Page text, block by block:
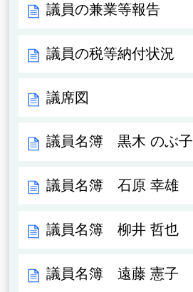
議員の兼業等報告
議員の税等納付状況
議席図
議員名簿 黒木 のぶ子
議員名簿 石原 幸雄
議員名簿 柳井 哲也
議員名簿 遠藤 憲子